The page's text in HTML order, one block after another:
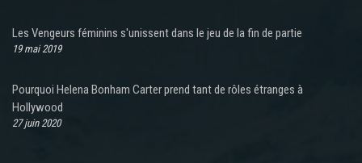
Les Vengeurs féminins s'unissent dans le jeu de la fin de partie
19 mai 2019
Pourquoi Helena Bonham Carter prend tant de rôles étranges à
Hollywood
27 juin 2020